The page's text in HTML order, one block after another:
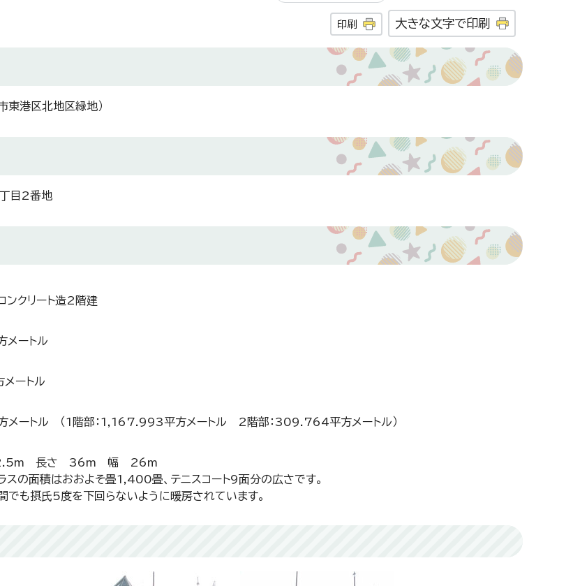
印刷 大きな文字で印刷
東港区北地区緑地）
目2番地
ンクリート造2階建
ートル
ートル
ートル （1階部：1,167.993平方メートル 2階部：309.764平方メートル）
長さ 36m 幅 26m
スの面積はおおよそ畳1,400畳、テニスコート9面分の広さです。
でも摂氏5度を下回らないように暖房されています。